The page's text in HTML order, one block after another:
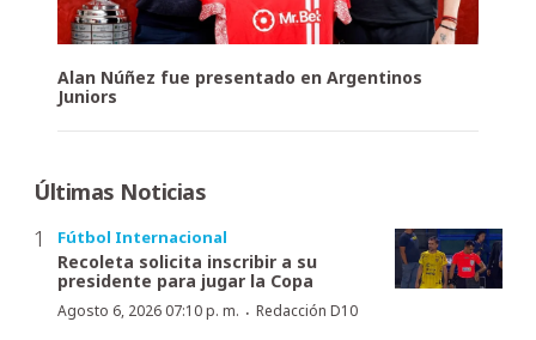
Alan Núñez fue presentado en Argentinos
Juniors
Últimas Noticias
Fútbol Internacional
Recoleta solicita inscribir a su
presidente para jugar la Copa
Agosto 6, 2026 07:10 p. m. · Redacción D10